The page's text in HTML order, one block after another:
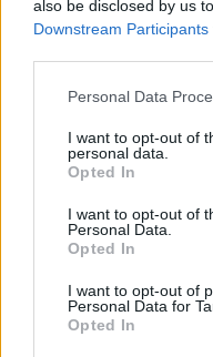
also be disclosed by us
Downstream Participants
Personal Data
I want to opt-out of
personal data.
Opted In
I want to opt-out of
Personal Data.
Opted In
I want to opt-out of
Personal Data for
Opted In
Domenica
Athletic
Villarreal